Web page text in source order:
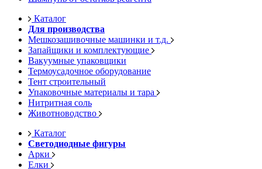
Каталог
Для производства
Мешкозашивочные машинки и т.д.
Запайщики и комплектующие
Вакуумные упаковщики
Термоусадочное оборудование
Тент строительный
Упаковочные материалы и тара
Нитритная соль
Животноводство
Каталог
Светодиодные фигуры
Арки
Елки